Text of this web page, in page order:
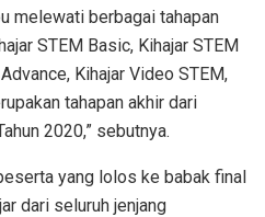
melewati berbagai tahapan
STEM Basic, Kihajar STEM
Kihajar Video STEM,
tahapan akhir dari
2020,” sebutnya.
yang lolos ke babak final
dari seluruh jenjang